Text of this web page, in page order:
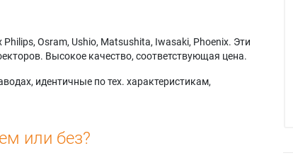
Osram, Ushio, Matsushita, Iwasaki, Phoenix. Эти
Высокое качество, соответствующая цена.
идентичные по тех. характеристикам,
или без?